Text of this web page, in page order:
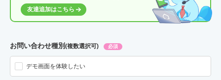
友達追加はこちら
お問い合わせ種別 (複数選択可) 必須
デモ画面を体験したい